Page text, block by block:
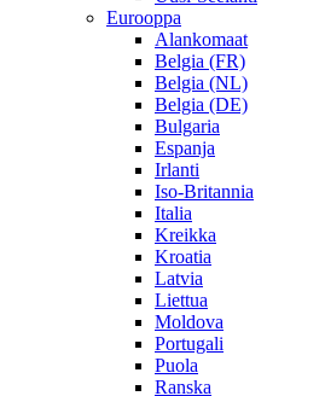
Eurooppa
Alankomaat
Belgia (FR)
Belgia (NL)
Belgia (DE)
Bulgaria
Espanja
Irlanti
Iso-Britannia
Italia
Kreikka
Kroatia
Latvia
Liettua
Moldova
Portugali
Puola
Ranska